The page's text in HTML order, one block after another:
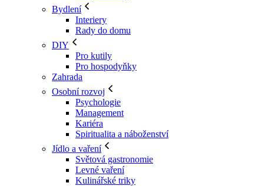
Bydlení
Interiery
Rady do domu
DIY
Pro kutily
Pro hospodyňky
Zahrada
Osobní rozvoj
Psychologie
Management
Kariéra
Spiritualita a náboženství
Jídlo a vaření
Světová gastronomie
Levné vaření
Kulinářské triky